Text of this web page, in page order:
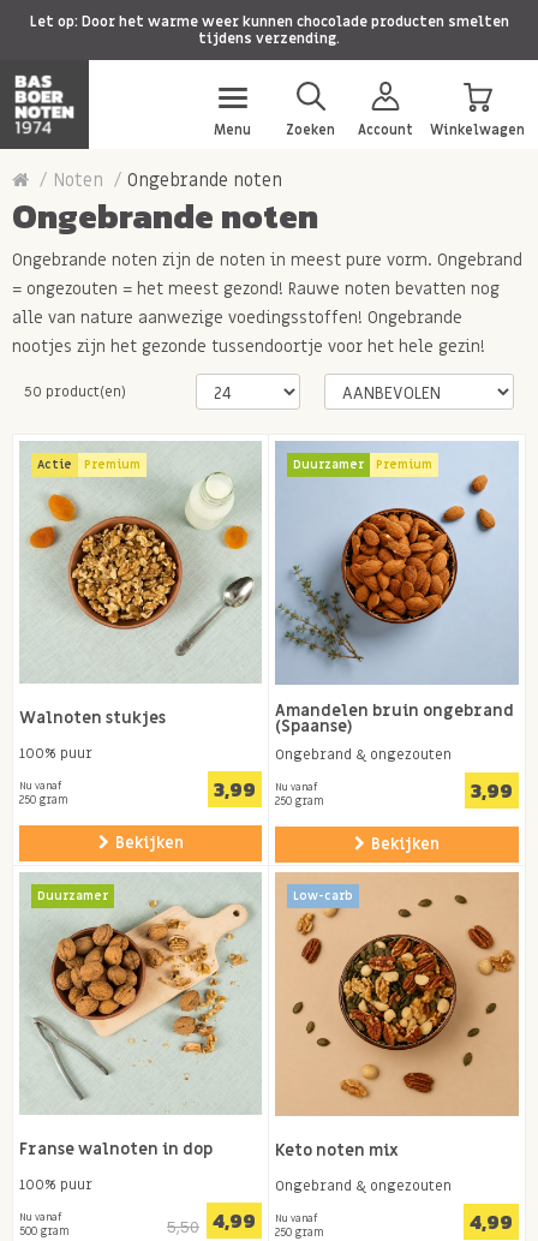
Let op: Door het warme weer kunnen chocolade producten smelten
tijdens verzending.
Menu Zoeken Account Winkelwagen
Noten Ongebrande noten
Ongebrande noten
Ongebrande noten zijn de noten in meest pure vorm. Ongebrand
= ongezouten = het meest gezond! Rauwe noten bevatten nog
alle van nature aanwezige voedingsstoffen! Ongebrande
nootjes zijn het gezonde tussendoortje voor het hele gezin!
50 product(en)
Actie Premium
Walnoten stukjes
100% puur
Nu vanaf
250 gram 3,99
Bekijken
Duurzamer Premium
Amandelen bruin ongebrand
(Spaanse)
Ongebrand & ongezouten
Nu vanaf
250 gram 3,99
Bekijken
Duurzamer
Franse walnoten in dop
100% puur
Nu vanaf
500 gram 5,50 4,99
Low-carb
Keto noten mix
Ongebrand & ongezouten
Nu vanaf
250 gram 4,99